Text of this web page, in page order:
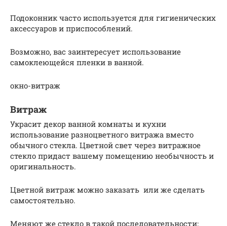
Подоконник часто используется для гигиенических
аксессуаров и приспособлений.
Возможно, вас заинтересует использование
самоклеющейся пленки в ванной.
окно-витраж
Витраж
Украсит декор ванной комнаты и кухни
использование разноцветного витража вместо
обычного стекла. Цветной свет через витражное
стекло придаст вашему помещению необычность и
оригинальность.
Цветной витраж можно заказать или же сделать
самостоятельно.
Меняют же стекло в такой последовательности: